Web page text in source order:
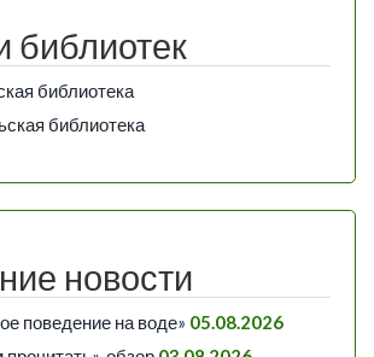
библиотек
библиотека
библиотека
новости
поведение на воде» 05.08.2026